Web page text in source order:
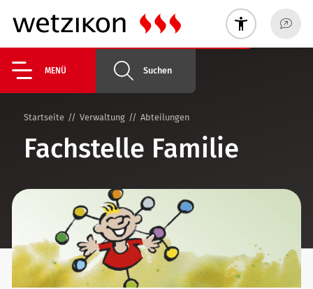
MENÜ Suchen
Startseite Verwaltung Abteilungen
Fachstelle Familie